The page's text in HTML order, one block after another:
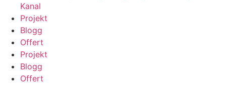
Kanal
Projekt
Blogg
Offert
Projekt
Blogg
Offert